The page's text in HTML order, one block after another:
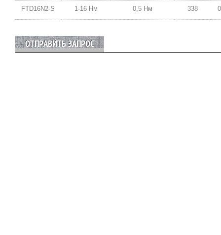
FTD16N2-S 1-16 Нм 0,5 Нм 338
ОТПРАВИТЬ ЗАПРОС